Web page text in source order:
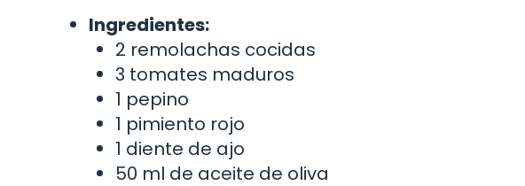
Ingredientes:
2 remolachas cocidas
3 tomates maduros
1 pepino
1 pimiento rojo
1 diente de ajo
50 ml de aceite de oliva